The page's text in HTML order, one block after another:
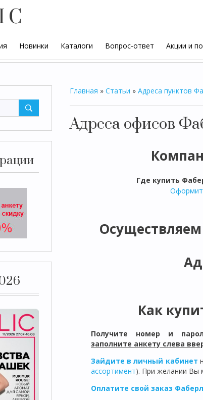
C
Новинки Каталоги Вопрос-ответ Акции и
Главная » Статьи » Адреса пунктов
Адреса офисов
Где купить
Как
Получите номер и
заполните анкету слева
Зайдите в личный кабинет
ассортимент). При желании Вы
Оплатите свой заказ